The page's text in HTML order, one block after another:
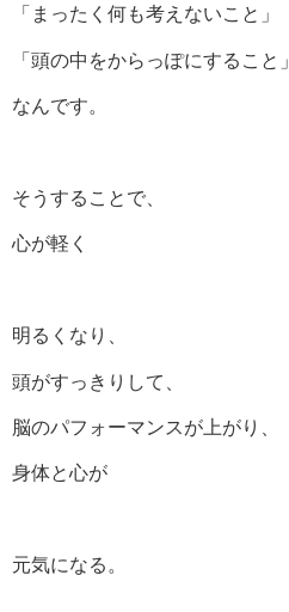
「まったく何も考えないこと」
「頭の中をからっぽにすること」
なんです。
そうすることで、
心が軽く
明るくなり、
頭がすっきりして、
脳のパフォーマンスが上がり、
身体と心が
元気になる。